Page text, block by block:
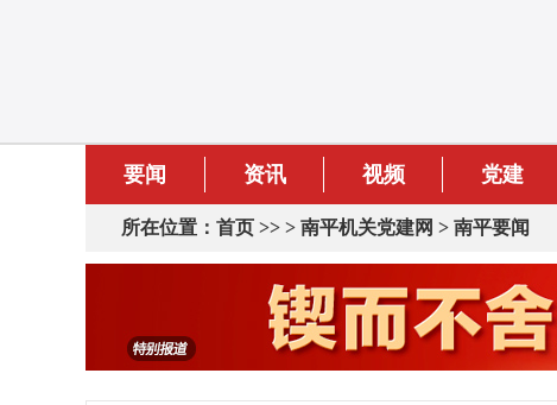
要闻 资讯 视频 党建
所在位置： 首页 >> > 南平机关党建网 > 南平要闻